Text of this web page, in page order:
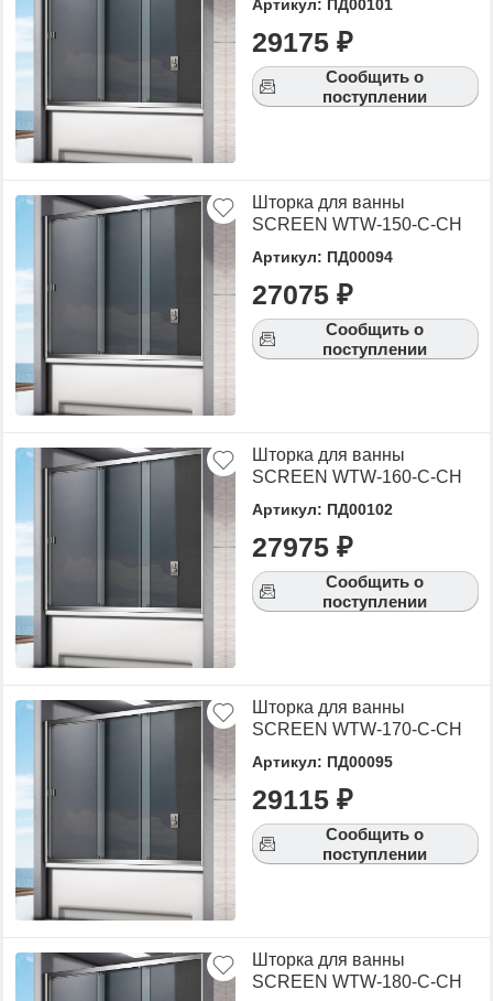
Артикул: ПД00101
29175 ₽
Сообщить о
поступлении
Шторка для ванны
SCREEN WTW-150-C-CH
Артикул: ПД00094
27075 ₽
Сообщить о
поступлении
Шторка для ванны
SCREEN WTW-160-C-CH
Артикул: ПД00102
27975 ₽
Сообщить о
поступлении
Шторка для ванны
SCREEN WTW-170-C-CH
Артикул: ПД00095
29115 ₽
Сообщить о
поступлении
Шторка для ванны
SCREEN WTW-180-C-CH